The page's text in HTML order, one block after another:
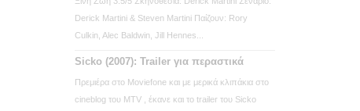
Derick Martini & Steven Martini Παίζουν: Rory
Culkin, Alec Baldwin, Jill Hennes...
Sicko (2007): Trailer για περαστικά
Πρεμιέρα στο Moviefone και με μερικά κλιπάκια στο
cineblog του MTV , έκανε και το trailer του Sicko